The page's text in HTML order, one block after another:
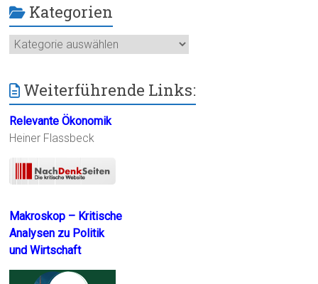
Kategorien
Kategorien
Weiterführende Links:
Relevante Ökonomik
Heiner Flassbeck
Makroskop – Kritische
Analysen zu Politik
und Wirtschaft